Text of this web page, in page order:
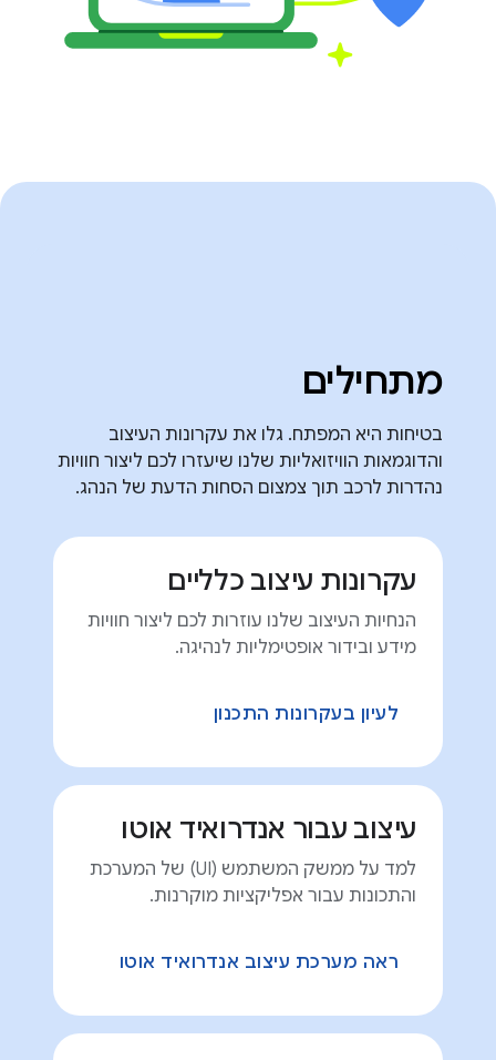
מתחילים
בטיחות היא המפתח. גלו את עקרונות העיצוב
והדוגמאות הוויזואליות שלנו שיעזרו לכם ליצור חוויות
נהדרות לרכב תוך צמצום הסחות הדעת של הנהג.
עקרונות עיצוב כלליים
הנחיות העיצוב שלנו עוזרות לכם ליצור חוויות
מידע ובידור אופטימליות לנהיגה.
לעיון בעקרונות התכנון
עיצוב עבור אנדרואיד אוטו
למד על ממשק המשתמש (UI) של המערכת
והתכונות עבור אפליקציות מוקרנות.
ראה מערכת עיצוב אנדרואיד אוטו